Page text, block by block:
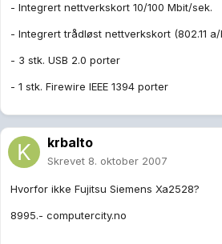
- Integrert nettverkskort 10/100 Mbit/sek.
- Integrert trådløst nettverkskort (802.11
- 3 stk. USB 2.0 porter
- 1 stk. Firewire IEEE 1394 porter
krbalto
Skrevet 8. oktober 2007
Hvorfor ikke Fujitsu Siemens Xa2528?
8995.- computercity.no